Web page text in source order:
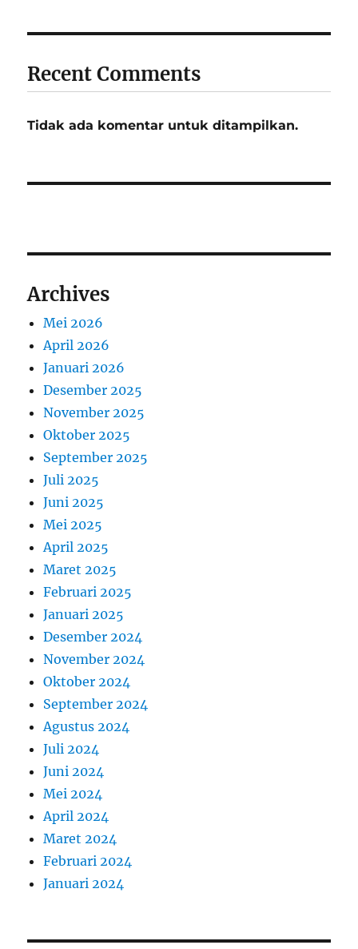
Recent Comments
Tidak ada komentar untuk ditampilkan.
Archives
Mei 2026
April 2026
Januari 2026
Desember 2025
November 2025
Oktober 2025
September 2025
Juli 2025
Juni 2025
Mei 2025
April 2025
Maret 2025
Februari 2025
Januari 2025
Desember 2024
November 2024
Oktober 2024
September 2024
Agustus 2024
Juli 2024
Juni 2024
Mei 2024
April 2024
Maret 2024
Februari 2024
Januari 2024